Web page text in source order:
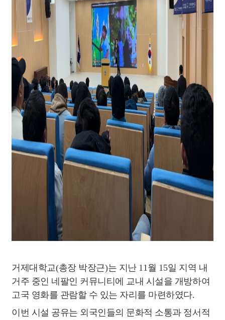
거제대학교(총장 박장근)는 지난 11 월 15일 지역 내
거주 중인 네팔인 커뮤니티에 교내 시설을 개방하여
고국 영화를 관람할 수 있는 자리를 마련하였다.
이번 시설 공유는 외국인들의 문화적 소통과 정서적